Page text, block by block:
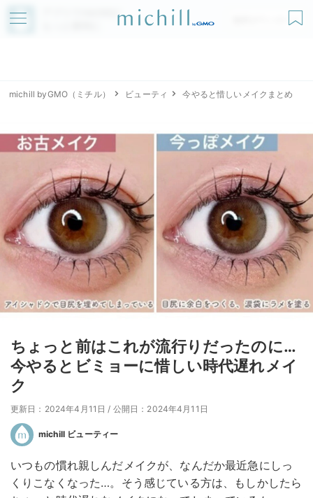
アプリでmichillが
無料ダウンロード
michill byGMO（ミチル） ビューティ 今やると惜しいメイクまとめ
ちょっと前はこれが流行りだったのに…
今やるとビミョーに惜しい時代遅れメイ
ク
更新日：2024年4月11日 / 公開日：2024年4月11日
michill ビューティー
いつもの慣れ親しんだメイクが、なんだか最近急にしっ
くりこなくなった…。そう感じている方は、もしかしたら